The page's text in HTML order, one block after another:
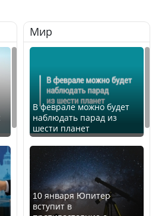
Мир
В феврале можно будет
наблюдать парад из
шести планет
10 января Юпитер
вступит в